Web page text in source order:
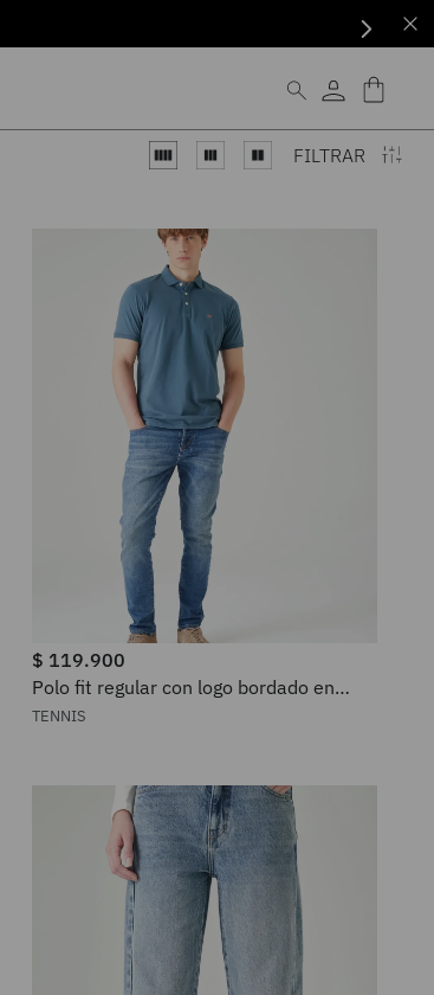
FILTRAR
$ 119.900
Polo fit regular con logo bordado en
algodón azul petróleo para hombre
TENNIS